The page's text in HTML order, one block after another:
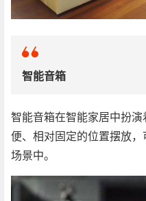
智能音箱
智能音箱在智能家居中扮
便、相对固定的位置摆放
场景中。